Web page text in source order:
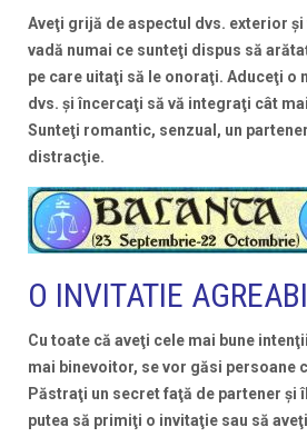
Aveţi grijă de aspectul dvs. exterior
vadă numai ce sunteţi dispus să
pe care uitaţi să le onoraţi. Aduceţi o
dvs. şi încercaţi să vă integraţi cât
Sunteţi romantic, senzual, un
distracţie.
O INVITATIE
Cu toate că aveţi cele mai bune
mai binevoitor, se vor găsi persoane
Păstraţi un secret faţă de partener şi
putea să primiţi o invitaţie sau să